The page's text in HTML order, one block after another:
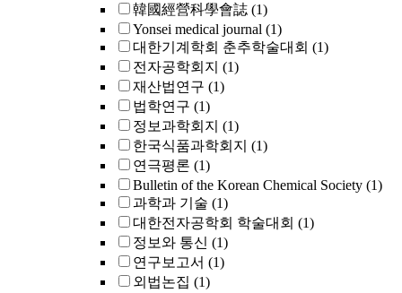
韓國經營科學會誌 (1)
Yonsei medical journal (1)
대한기계학회 춘추학술대회 (1)
전자공학회지 (1)
재산법연구 (1)
법학연구 (1)
정보과학회지 (1)
한국식품과학회지 (1)
연극평론 (1)
Bulletin of the Korean Chemical Society (1)
과학과 기술 (1)
대한전자공학회 학술대회 (1)
정보와 통신 (1)
연구보고서 (1)
외법논집 (1)